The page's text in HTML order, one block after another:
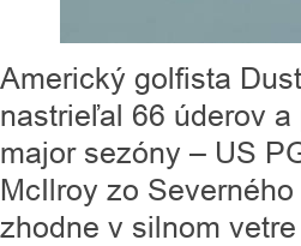
Americký golfista
nastrieľal 66 úderov
major sezóny – US
McIlroy zo
zhodne v silnom